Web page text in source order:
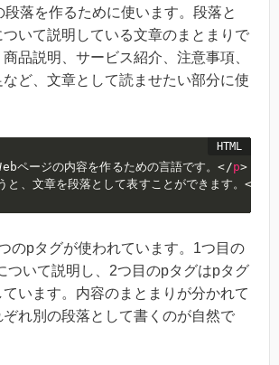
段落を作るために使います。段落と
いて説明している文章のまとまりで
品説明、サービス紹介、注意事項、
ど、文章として読ませたい部分に使
ページの内容を作るための言語です。</p>
と、文章を段落として表すことができます。</
のpタグが使われています。1つ目の
ついて説明し、2つ目のpタグはpタグ
います。内容のまとまりが分かれて
れ別の段落として書くのが自然で